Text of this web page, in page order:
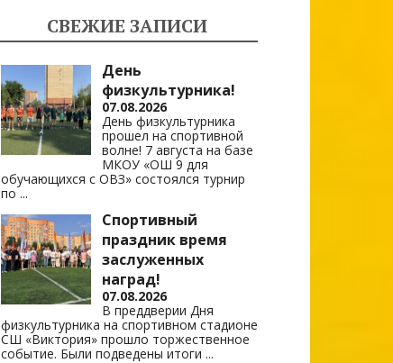
СВЕЖИЕ ЗАПИСИ
День
физкультурника!
07.08.2026
День физкультурника
прошел на спортивной
волне! 7 августа на базе
МКОУ «ОШ 9 для
обучающихся с ОВЗ» состоялся турнир
по...
Спортивный
праздник время
заслуженных
наград!
07.08.2026
В преддверии Дня
физкультурника на спортивном стадионе
СШ «Виктория» прошло торжественное
событие. Были подведены итоги ...